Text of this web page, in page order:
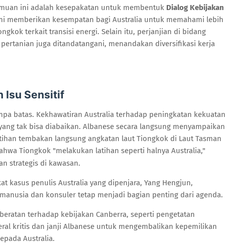
ini adalah kesepakatan untuk membentuk Dialog Kebijakan
memberikan kesempatan bagi Australia untuk memahami lebih
terkait transisi energi. Selain itu, perjanjian di bidang
juga ditandatangani, menandakan diversifikasi kerja
Isu Sensitif
batas. Kekhawatiran Australia terhadap peningkatan kekuatan
tak bisa diabaikan. Albanese secara langsung menyampaikan
tembakan langsung angkatan laut Tiongkok di Laut Tasman
Tiongkok "melakukan latihan seperti halnya Australia,"
strategis di kawasan.
kasus penulis Australia yang dipenjara, Yang Hengjun,
dan konsuler tetap menjadi bagian penting dari agenda.
terhadap kebijakan Canberra, seperti pengetatan
kritis dan janji Albanese untuk mengembalikan kepemilikan
Australia.